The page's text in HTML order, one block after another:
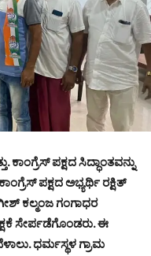
ಕಾಂಗ್ರೆಸ್ ಪಕ್ಷದ ಸಿದ್ಧಾಂತವನ್ನು
ಪಕ್ಷದ ಅಭ್ಯರ್ಥಿ ರಕ್ಷಿತ್
ಕಲ್ಮಂಜ ಗಂಗಾಧರ
ಸೇರ್ಪಡೆಗೊಂಡರು. ಈ
ಧರ್ಮಸ್ಥಳ ಗ್ರಾಮ